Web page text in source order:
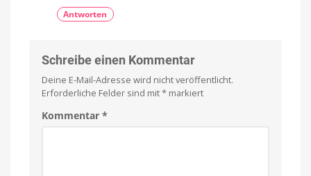
Antworten
Schreibe einen Kommentar
Deine E-Mail-Adresse wird nicht veröffentlicht.
Erforderliche Felder sind mit* markiert
Kommentar *